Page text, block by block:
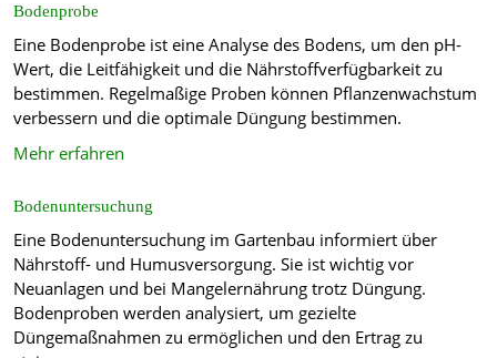
Bodenprobe
Eine Bodenprobe ist eine Analyse des Bodens, um den pH-
Wert, die Leitfähigkeit und die Nährstoffverfügbarkeit zu
bestimmen. Regelmaßige Proben können Pflanzenwachstum
verbessern und die optimale Düngung bestimmen.
Mehr erfahren
Bodenuntersuchung
Eine Bodenuntersuchung im Gartenbau informiert über
Nährstoff- und Humusversorgung. Sie ist wichtig vor
Neuanlagen und bei Mangelernährung trotz Düngung.
Bodenproben werden analysiert, um gezielte
Düngemaßnahmen zu ermöglichen und den Ertrag zu